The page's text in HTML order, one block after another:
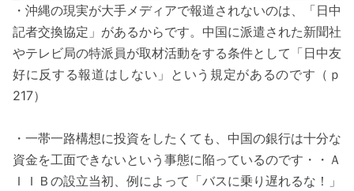
・沖縄の現実が大手メディアで報道されないのは、「日中
記者交換協定」があるからです。中国に派遣された新聞社
やテレビ局の特派員が取材活動をする条件として「日中友
好に反する報道はしない」という規定があるのです（ｐ
217）
・一帯一路構想に投資をしたくても、中国の銀行は十分な
資金を工面できないという事態に陥っているのです・・Ａ
ＩＩＢの設立当初、例によって「バスに乗り遅れるな！」